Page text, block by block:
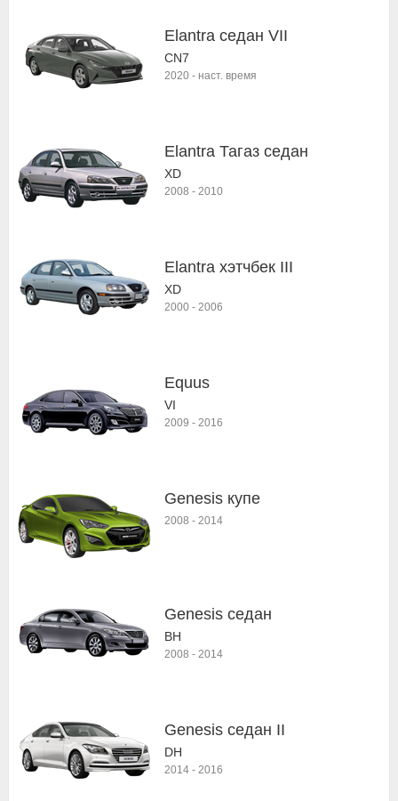
Elantra седан VII
CN7
2020 - наст. время
Elantra Тагаз седан
XD
2008 - 2010
Elantra хэтчбек III
XD
2000 - 2006
Equus
VI
2009 - 2016
Genesis купе
2008 - 2014
Genesis седан
BH
2008 - 2014
Genesis седан II
DH
2014 - 2016